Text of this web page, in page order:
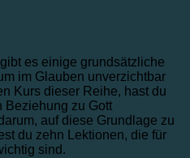
gibt es einige grundsätzliche
im Glauben unverzichtbar
Kurs dieser Reihe, hast du
Beziehung zu Gott
auf diese Grundlage zu
du zehn Lektionen, die für
sind.